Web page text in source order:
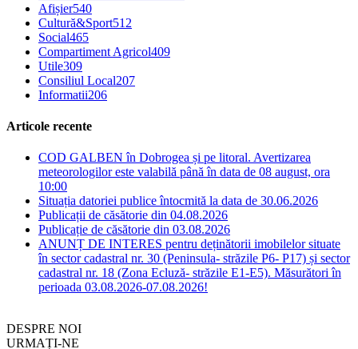
Afișier540
Cultură&Sport512
Social465
Compartiment Agricol409
Utile309
Consiliul Local207
Informatii206
Articole recente
COD GALBEN în Dobrogea și pe litoral. Avertizarea
meteorologilor este valabilă până în data de 08 august, ora
10:00
Situația datoriei publice întocmită la data de 30.06.2026
Publicații de căsătorie din 04.08.2026
Publicație de căsătorie din 03.08.2026
ANUNȚ DE INTERES pentru deținătorii imobilelor situate
în sector cadastral nr. 30 (Peninsula- străzile P6- P17) și sector
cadastral nr. 18 (Zona Ecluză- străzile E1-E5). Măsurători în
perioada 03.08.2026-07.08.2026!
DESPRE NOI
URMAȚI-NE